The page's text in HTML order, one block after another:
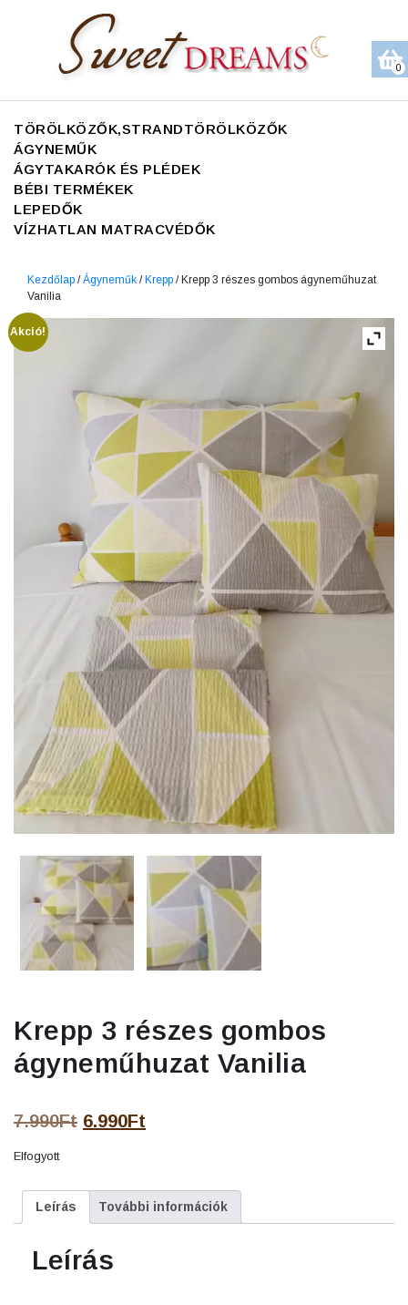
TÖRÖLKÖZŐK,STRANDTÖRÖLKÖZŐK
ÁGYNEMŰK
ÁGYTAKARÓK ÉS PLÉDEK
BÉBI TERMÉKEK
LEPEDŐK
VÍZHATLAN MATRACVÉDŐK
Kezdőlap /Ágyneműk / Krepp / Krepp 3 részes gombos ágyneműhuzat
Vanilia
Akció!
Krepp 3 részes gombos
ágyneműhuzat Vanilia
7.990Ft Original
7.990Ft.
6.990Ft
6.990Ft.
Elfogyott
Leírás További információk
Leírás
0